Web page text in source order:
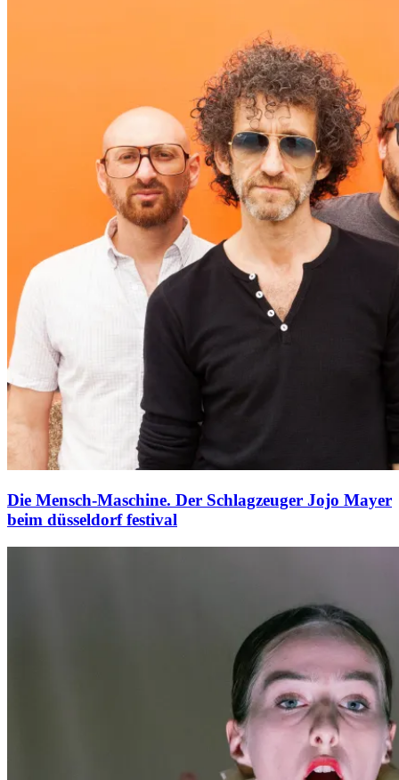
Die Mensch-Maschine. Der Schlagzeuger Jojo Mayer
beim düsseldorf festival